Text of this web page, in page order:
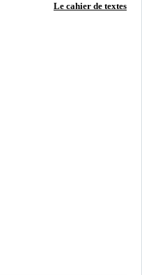
Le cahier de textes :